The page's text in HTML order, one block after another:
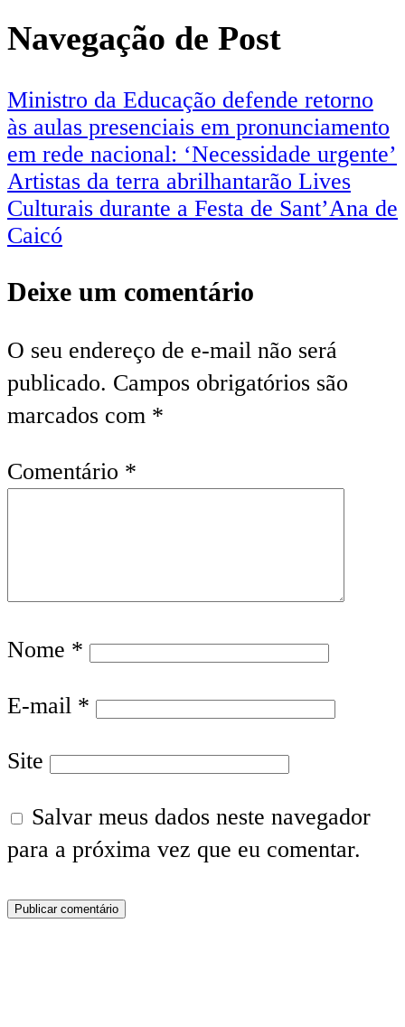
Navegação de Post
Ministro da Educação defende retorno
às aulas presenciais em pronunciamento
em rede nacional: ‘Necessidade urgente’
Artistas da terra abrilhantarão Lives
Culturais durante a Festa de Sant’Ana de
Caicó
Deixe um comentário
O seu endereço de e-mail não será
publicado. Campos obrigatórios são
marcados com *
Comentário *
Nome *
E-mail *
Site
Salvar meus dados neste navegador
para a próxima vez que eu comentar.